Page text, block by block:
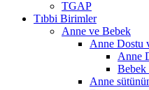
TGAP
Tıbbi Birimler
Anne ve Bebek
Anne Dostu
Anne
Bebek
Anne